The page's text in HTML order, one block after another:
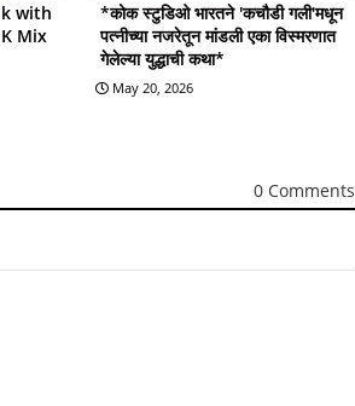
with
Mix
*कोक स्टुडिओ भारतने 'कचौडी गली'मधून
पत्नीच्या नजरेतून मांडली एका विस्मरणात
गेलेल्या युद्धाची कथा*
May 20, 2026
0 Comments